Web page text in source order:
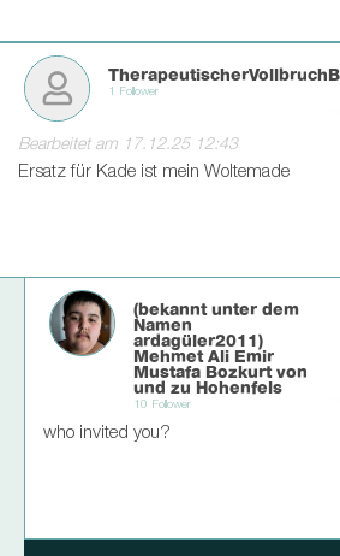
1 Follower
Bearbeitet am 17.12.25 12:43
Ersatz für Kade ist mein Woltemade
(bekannt unter dem
Namen
ardagüler2011)
Mehmet Ali Emir
Mustafa Bozkurt von
und zu Hohenfels
10 Follower
who invited you?